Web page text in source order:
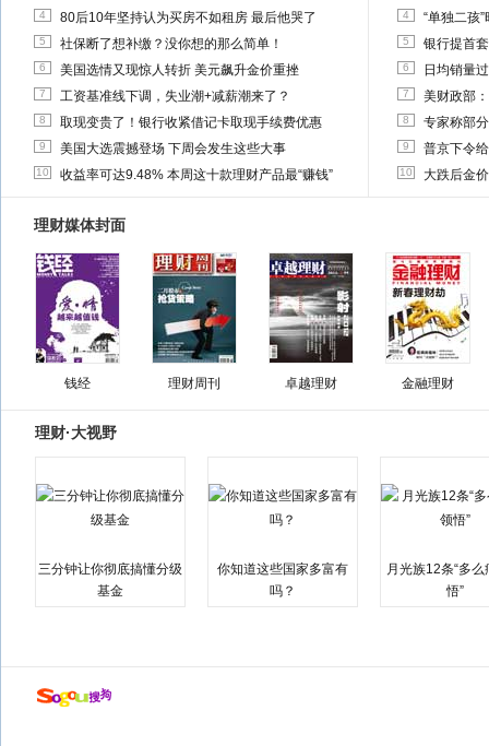
4 80后10年坚持认为买房不如租房 最后他哭了
5 社保断了想补缴？没你想的那么简单！
6 美国选情又现惊人转折 美元飙升金价重挫
7 工资基准线下调，失业潮+减薪潮来了？
8 取现变贵了！银行收紧借记卡取现手续费优惠
9 美国大选震撼登场 下周会发生这些大事
10 收益率可达9.48% 本周这十款理财产品最“赚钱”
4 “单独二孩
5 银行提首
6 日均销量
7 美财政部
8 专家称部
9 普京下令
10 大跌后金
理财媒体封面
钱经 理财周刊 卓越理财 金融理财
理财·大视野
三分钟让你彻底搞懂分级
基金
你知道这些国家多富有
吗？
月光族12条“多么
悟”